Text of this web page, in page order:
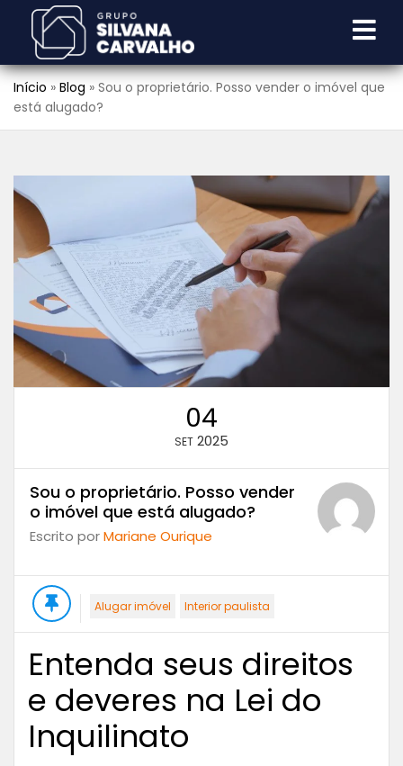
Início » Blog » Sou o proprietário. Posso vender o imóvel que
está alugado?
04
SET 2025
Sou o proprietário. Posso vender
o imóvel que está alugado?
Escrito porMariane Ourique
Alugar imóvel Interior paulista
Entenda seus direitos
e deveres na Lei do
Inquilinato